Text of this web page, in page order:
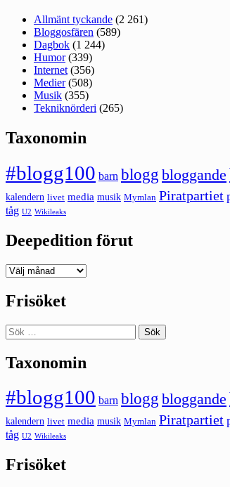
Allmänt tyckande (2 261)
Bloggosfären (589)
Dagbok (1 244)
Humor(339)
Internet (356)
Medier(508)
Musik (355)
Tekniknörderi (265)
Taxonomin
#blogg100 barn blogg bloggande
kalendern livet media musik Mymlan Piratpartiet
tåg U2 Wikileaks
Deepedition förut
Deepedition
Frisöket
Sök
efter:
Taxonomin
#blogg100 barn blogg bloggande
kalendern livet media musik Mymlan Piratpartiet
tåg U2 Wikileaks
Frisöket